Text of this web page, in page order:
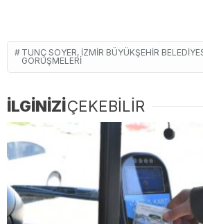
​TUNÇ SOYER, İZMIR BÜYÜKŞEHIR
GÖRÜŞMELERI
İLGİNİZİÇEKEBİLİR